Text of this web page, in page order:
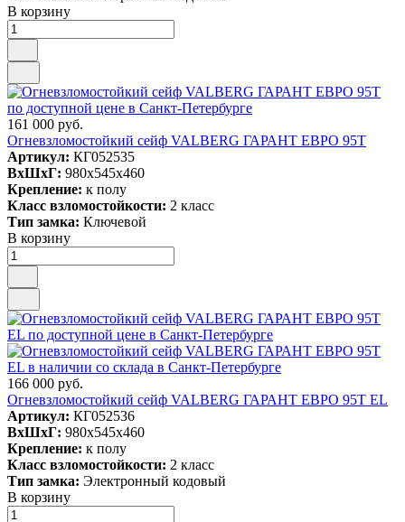
В корзину
161 000 руб.
Огневзломостойкий сейф VALBERG ГАРАНТ ЕВРО 95T
Артикул: КГ052535
ВxШxГ: 980x545x460
Крепление: к полу
Класс взломостойкости: 2 класс
Тип замка: Ключевой
В корзину
166 000 руб.
Огневзломостойкий сейф VALBERG ГАРАНТ ЕВРО 95T EL
Артикул: КГ052536
ВxШxГ: 980x545x460
Крепление: к полу
Класс взломостойкости: 2 класс
Тип замка: Электронный кодовый
В корзину